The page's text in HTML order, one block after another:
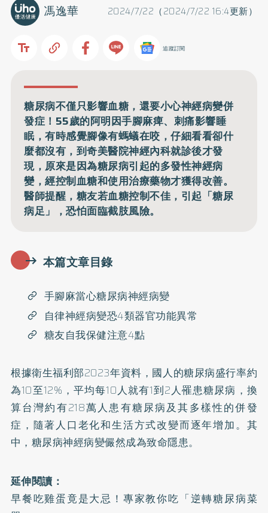
2024/7/22（2024/7/22 16:4更新）
馮逸華
追蹤訂閱
糖尿病不僅只影響血糖，還要小心神經病變併
發症！55歲的阿明因手腳麻痺、刺痛影響睡
眠，有時感覺腳像有螞蟻在咬，仔細看看卻什
麼都沒有，到奇美醫院神經內科就診後才發
現，原來是因為糖尿病引起的多發性神經病
變，經控制血糖和使用治療藥物才獲得改善。
醫師提醒，糖友若血糖控制不佳，引起「糖尿
病足」，恐怕面臨截肢風險。
本篇文章目錄
手腳麻當心糖尿病神經病變
自律神經病變恐4類器官功能異常
糖友自我保健注意4點
根據衛生福利部2023年資料，國人的糖尿病盛行率約
為10至12%，平均每10人就有1到2人罹患糖尿病，換
算台灣約有218萬人患有糖尿病及其多樣性的併發
症，隨著人口老化和生活方式改變而逐年增加。其
中，糖尿病神經病變儼然成為致命隱患。
延伸閱讀：
早餐吃雞蛋竟是大忌！專家教你吃「逆轉糖尿病菜